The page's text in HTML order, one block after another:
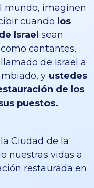
mundo, imaginen
cuando los
Israel sean
cantantes,
de Israel a
y ustedes
de los
puestos.
Ciudad de la
nuestras vidas a
restaurada en